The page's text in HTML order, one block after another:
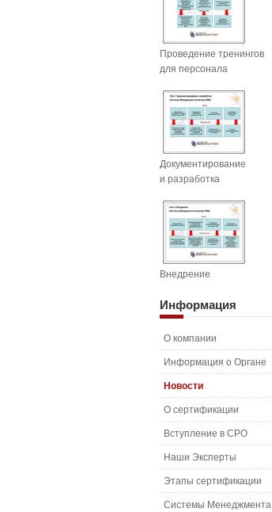
Проведение тренингов
для персонала
Документирование
и разработка
Внедрение
Информация
О компании
Информация о Органе
Новости
О сертификации
Вступление в СРО
Наши Эксперты
Этапы сертификации
Системы Менеджмента